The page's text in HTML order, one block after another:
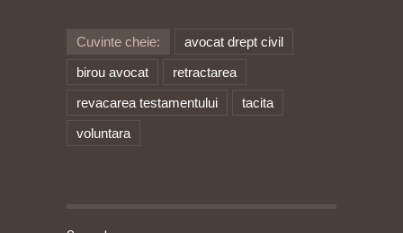
Cuvinte cheie:
avocat drept civil
birou avocat
retractarea
revacarea testamentului
tacita
voluntara